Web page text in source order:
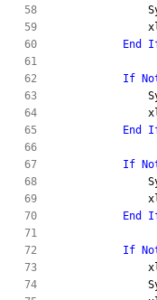
End
If
End
If
End
If